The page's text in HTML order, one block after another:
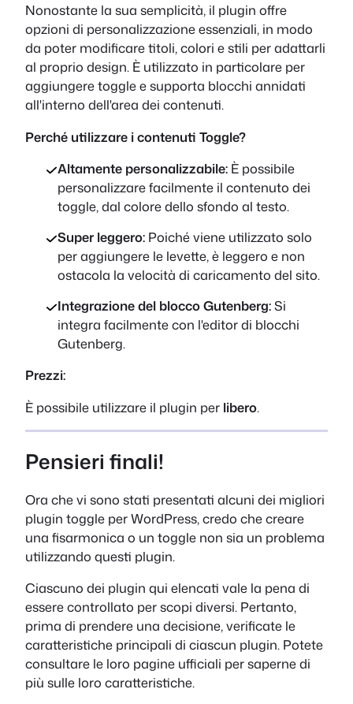
Nonostante la sua semplicità, il plugin offre
opzioni di personalizzazione essenziali, in modo
da poter modificare titoli, colori e stili per adattarli
al proprio design. È utilizzato in particolare per
aggiungere toggle e supporta blocchi annidati
all'interno dell'area dei contenuti.
Perché utilizzare i contenuti Toggle?
Altamente personalizzabile:È possibile
personalizzare facilmente il contenuto dei
toggle, dal colore dello sfondo al testo.
Super leggero: Poiché viene utilizzato solo
per aggiungere le levette, è leggero e non
ostacola la velocità di caricamento del sito.
Integrazione del blocco Gutenberg:Si
integra facilmente con l'editor di blocchi
Gutenberg.
Prezzi:
È possibile utilizzare il plugin per libero.
Pensieri finali!
Ora che vi sono stati presentati alcuni dei migliori
plugin toggle per WordPress, credo che creare
una fisarmonica o un toggle non sia un problema
utilizzando questi plugin.
Ciascuno dei plugin qui elencati vale la pena di
essere controllato per scopi diversi. Pertanto,
prima di prendere una decisione, verificate le
caratteristiche principali di ciascun plugin. Potete
consultare le loro pagine ufficiali per saperne di
più sulle loro caratteristiche.